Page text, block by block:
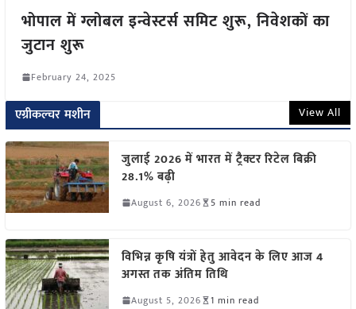
भोपाल में ग्लोबल इन्वेस्टर्स समिट शुरू, निवेशकों का
जुटान शुरू
February 24, 2025
एग्रीकल्चर मशीन View All
जुलाई 2026 में भारत में ट्रैक्टर रिटेल बिक्री
28.1% बढ़ी
August 6, 2026 5 min read
विभिन्न कृषि यंत्रों हेतु आवेदन के लिए आज 4
अगस्त तक अंतिम तिथि
August 5, 2026 1 min read